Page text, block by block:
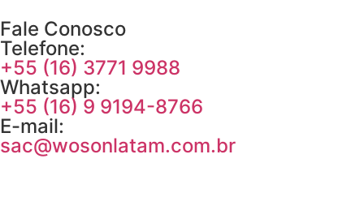
Fale Conosco
Telefone:
+55 (16) 3771 9988
Whatsapp:
+55 (16) 9 9194-8766
E-mail:
sac@wosonlatam.com.br